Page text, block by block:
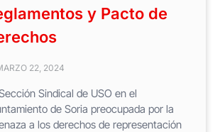
y Pacto de
22, 2024
Sindical de USO en el
de Soria preocupada por la
a los derechos de representación